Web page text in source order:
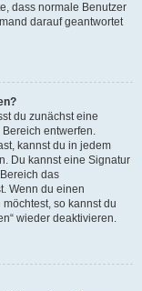
dass normale Benutzer
darauf geantwortet
du zunächst eine
entwerfen.
kannst du in jedem
Du kannst eine Signatur
das
Wenn du einen
so kannst du
wieder deaktivieren.